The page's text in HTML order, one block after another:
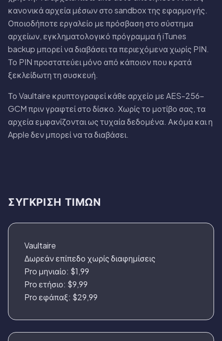
κανονικά αρχεία μέσων στο sandbox της εφαρμογής.
Οποιοδήποτε εργαλείο με πρόσβαση στο σύστημα
αρχείων, εγκληματολογικό πρόγραμμα ή iTunes
backup μπορεί να διαβάσει τα περιεχόμενα χωρίς PIN.
Το PIN προστατεύει μόνο από κάποιον που κρατά
ξεκλείδωτη τη συσκευή.
Το Vaultaire κρυπτογραφεί κάθε αρχείο με AES-256-
GCM πριν γραφτεί στο δίσκο. Χωρίς το μοτίβο σας, τα
αρχεία εμφανίζονται ως τυχαία δεδομένα. Ακόμα και η
Apple δεν μπορεί να τα διαβάσει.
ΣΎΓΚΡΙΣΗ ΤΙΜΏΝ
Vaultaire
Δωρεάν επίπεδο χωρίς διαφημίσεις
Pro μηνιαίο: $1,99
Pro ετήσιο: $9,99
Pro εφάπαξ: $29,99